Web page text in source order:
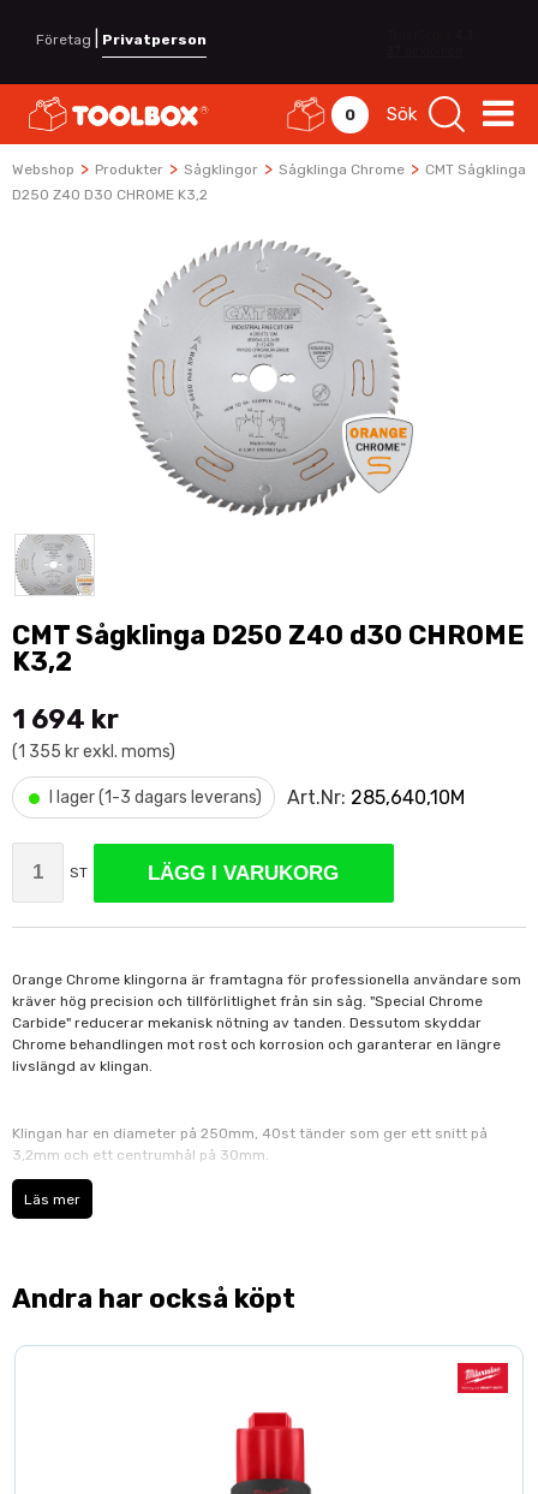
Företag Privatperson
0 Sök
Webshop > Produkter > Sågklingor > Sågklinga Chrome > CMT Sågklinga
D250 Z40 D30 CHROME K3,2
CMT Sågklinga D250 Z40 d30 CHROME
K3,2
1 694 kr
(1 355 kr exkl. moms)
• I lager (1-3 dagars leverans) Art.Nr: 285,640,10M
ST LÄGG I VARUKORG
Orange Chrome klingorna är framtagna för professionella användare som
kräver hög precision och tillförlitlighet från sin såg. "Special Chrome
Carbide" reducerar mekanisk nötning av tanden. Dessutom skyddar
Chrome behandlingen mot rost och korrosion och garanterar en längre
livslängd av klingan.
Klingan har en diameter på 250mm, 40st tänder som ger ett snitt på
3,2mm och ett centrumhål på 30mm.
Växelvis snedslipade tänder med en skärvinkel på 15 grader gör den
Dewalt, Ryobi, Metabo, Festool etc...
Läs mer
Andra har också köpt